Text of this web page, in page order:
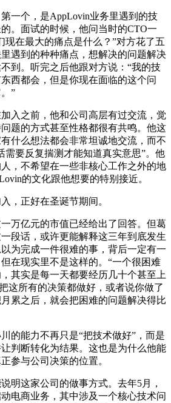
一个，是AppLovin业务里遇到的技
。面试的时候，他问当时的CTO一
现在最大的痛点是什么？”对方花了五
遇到的种种痛点，想解决的问题解决
到。听完之后他跟对方说：“我的技
西都会，但是你现在面临的这个问
”
入之前，他和公司高层有过交流，觉
题的方式甚至性格都很有共鸣。他这
什么想法都会非常坦诚地交流，而不
需要反复揣测才能知道真实意思”。他
，不希望在一些非核心工作之外的地
的文化跟他想要的特别接近。
，正好在圣诞节期间。
万亿元的市值已经给出了回答。但葛
段话，或许更能解释这三年到底发生
为完成一件很难的事，背后一定有一
在现实里不是这样的。“一个很困难
其实是每一天都要经历几十个甚至上
这所有的决策都做好，或者说你做了
累之后，就会把困难的问题解决得比
的能力不再只是“把技术做好”，而是
判断转化为结果。这也是为什么他能
参与公司决策的位置。
明这家公司的做事方式。去年5月，
电商业务，其中涉及一个核心技术问